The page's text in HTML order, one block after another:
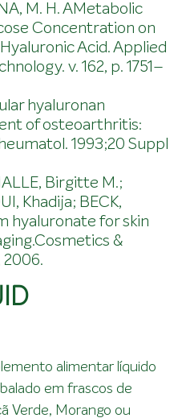
M. H. AMetabolic
Concentration on
Acid. Applied
v. 162, p. 1751–
hyaluronan
of osteoarthritis:
1993;20 Suppl
Birgitte M.;
Khadija; BECK,
hyaluronate for skin
&
2006.
alimentar líquido
em frascos de
Verde, Morango ou